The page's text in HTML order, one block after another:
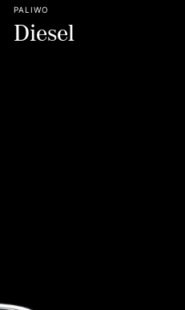
paliwo
Diesel